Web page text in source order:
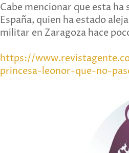
Cabe mencionar que esta
España, quien ha estado
militar en Zaragoza hace
https://
princesa-leonor-que-no-